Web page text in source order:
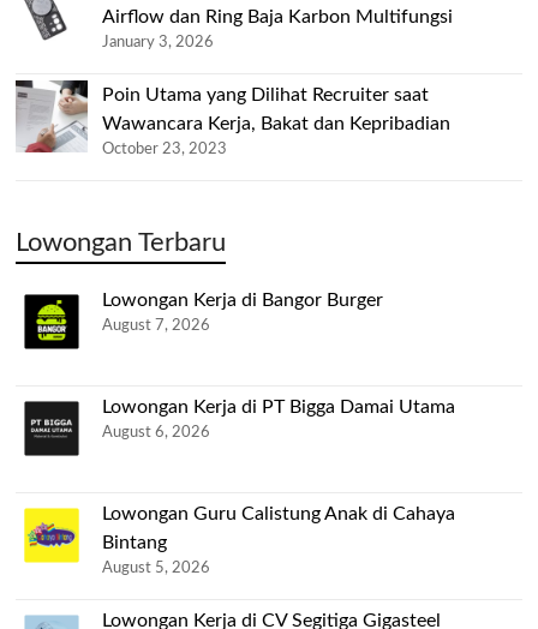
Airflow dan Ring Baja Karbon Multifungsi
January 3, 2026
Poin Utama yang Dilihat Recruiter saat
Wawancara Kerja, Bakat dan Kepribadian
October 23, 2023
Lowongan Terbaru
Lowongan Kerja di Bangor Burger
August 7, 2026
Lowongan Kerja di PT Bigga Damai Utama
August 6, 2026
Lowongan Guru Calistung Anak di Cahaya
Bintang
August 5, 2026
Lowongan Kerja di CV Segitiga Gigasteel